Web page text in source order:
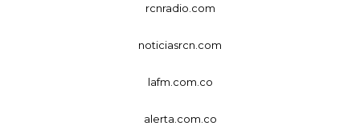
rcnradio.com
noticiasrcn.com
lafm.com.co
alerta.com.co